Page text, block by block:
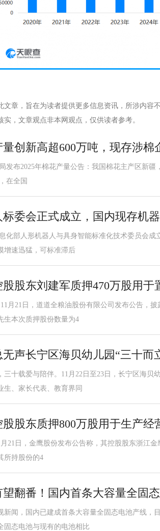
文章，旨在为读者提供更多信息资讯，所涉内容
实，文章观点非本网观点，仅供读者参考。
创新高超600万吨，现存涉棉
发布2025年棉花产量公告：我国棉花主产区新疆
在全国
标委会正式成立，国内现存机
化部人形机器人与具身智能标准化技术委员会成
增速迅猛，可标准滞后
股东刘建军质押470万股用于
月21日，道道全粮油股份有限公司发布公告，
生本次质押股份数量为4
声长宁区海贝幼儿园“三十而
三十载爱与陪伴。11月22日至23日，长宁区海贝
生、家长代表、教育界同
股东质押800万股用于生产经
21日，金鹰股份发布公告称，其控股股东浙江
所持股份的4
翻番！国内首条大容量全固
新闻，国内已建成首条大容量全固态电池产线，
固态电池与现有的电池相比